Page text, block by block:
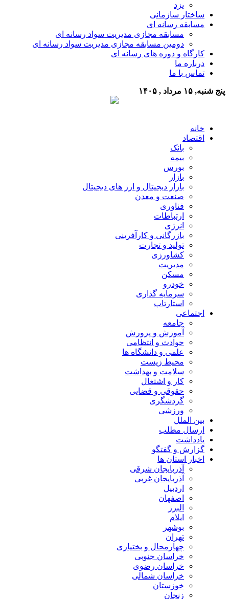
یزد
ساختار سازمانی
مسابقه رسانه ای
مسابقه مجازی مدیریت سواد رسانه ای
دومین مسابقه مجازی مدیریت سواد رسانه ای
کارگاه و دوره های رسانه ای
درباره ما
تماس با ما
پنج شنبه, ۱۵ مرداد , ۱۴۰۵
خانه
اقتصاد
بانک
بیمه
بورس
بازار
بازار دیجیتال و ارز های دیجیتال
صنعت و معدن
فناوری
ارتباطات
انرژی
بازرگانی و کارآفرینی
تولید و تجارت
کشاورزی
مدیریت
مسکن
خودرو
سرمایه گذاری
استارتاپ
اجتماعی
جامعه
آموزش و پرورش
حوادث و انتظامی
علمی و دانشگاه ها
محیط زیست
سلامت و بهداشت
کار و اشتغال
حقوقی و قضایی
گردشگری
ورزشی
بین الملل
ارسال مطلب
یادداشت
گزارش و گفتگو
اخبار استان ها
آذربایجان شرقی
آذربایجان غربی
اردبیل
اصفهان
البرز
ایلام
بوشهر
تهران
چهارمحال و بختیاری
خراسان جنوبی
خراسان رضوی
خراسان شمالی
خوزستان
زنجان